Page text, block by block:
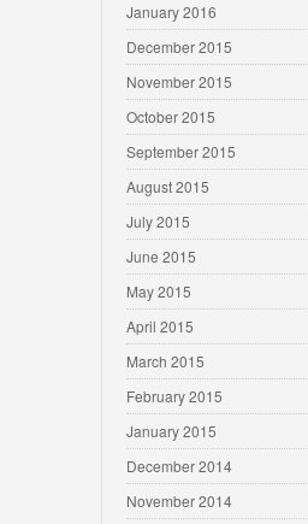
January 2016
December 2015
November 2015
October 2015
September 2015
August 2015
July 2015
June 2015
May 2015
April 2015
March 2015
February 2015
January 2015
December 2014
November 2014